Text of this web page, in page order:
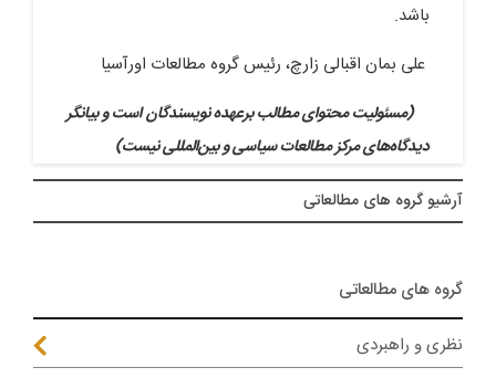
باشد.
علی بمان اقبالی زارچ، رئیس گروه مطالعات اورآسیا
(مسئولیت محتوای مطالب برعهده نویسندگان است و بیانگر
دیدگاه‌های مرکز مطالعات سیاسی و بین‌المللی نیست)
آرشيو گروه های مطالعاتی
گروه های مطالعاتی
نظری و راهبردی